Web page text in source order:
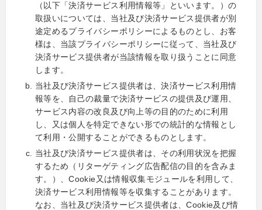
（以下「決済サービス利用情報等」といいます。）の
取扱いについては、当社及び決済サービス提供者が別
途定めるプライバシーポリシーによるものとし、お客
様は、当該プライバシーポリシーに従って、当社及び
決済サービス提供者が当該情報を取り扱うことに同意
します。
当社及び決済サービス提供者は、決済サービス利用情
報等を、自己の裁量で決済サービスの提供及び運用、
サービス内容の改良及び向上等の目的のために利用
し、又は個人を特定できない形での統計的な情報とし
て利用・公開することができるものとします。
当社及び決済サービス提供者は、その利用状況を把握
するため（リターゲティング広告配信の目的を含みま
す。）、Cookie又は情報収集モジュールを利用して、
決済サービス利用情報等を収集することがあります。
なお、当社及び決済サービス提供者は、Cookie及び情